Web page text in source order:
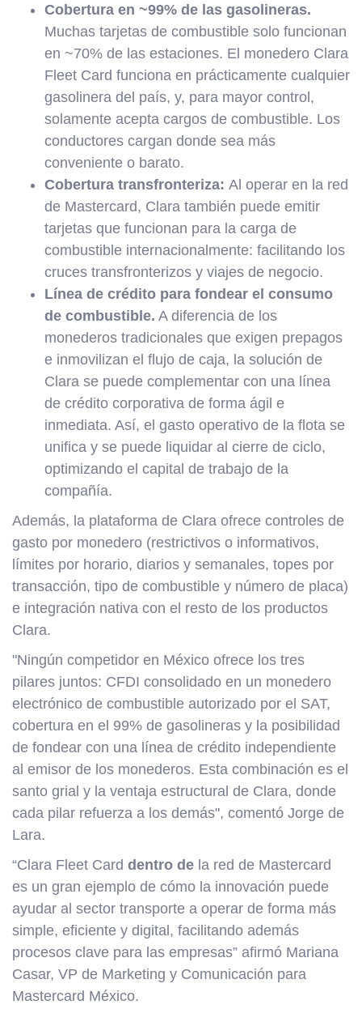
Cobertura en ~99% de las gasolineras.
Muchas tarjetas de combustible solo funcionan
en ~70% de las estaciones. El monedero Clara
Fleet Card funciona en prácticamente cualquier
gasolinera del país, y, para mayor control,
solamente acepta cargos de combustible. Los
conductores cargan donde sea más
conveniente o barato.
Cobertura transfronteriza: Al operar en la red
de Mastercard, Clara también puede emitir
tarjetas que funcionan para la carga de
combustible internacionalmente: facilitando los
cruces transfronterizos y viajes de negocio.
Línea de crédito para fondear el consumo
de combustible. A diferencia de los
monederos tradicionales que exigen prepagos
e inmovilizan el flujo de caja, la solución de
Clara se puede complementar con una línea
de crédito corporativa de forma ágil e
inmediata. Así, el gasto operativo de la flota se
unifica y se puede liquidar al cierre de ciclo,
optimizando el capital de trabajo de la
compañía.
Además, la plataforma de Clara ofrece controles de
gasto por monedero (restrictivos o informativos,
límites por horario, diarios y semanales, topes por
transacción, tipo de combustible y número de placa)
e integración nativa con el resto de los productos
Clara.
"Ningún competidor en México ofrece los tres
pilares juntos: CFDI consolidado en un monedero
electrónico de combustible autorizado por el SAT,
cobertura en el 99% de gasolineras y la posibilidad
de fondear con una línea de crédito independiente
al emisor de los monederos. Esta combinación es el
santo grial y la ventaja estructural de Clara, donde
cada pilar refuerza a los demás", comentó Jorge de
Lara.
“Clara Fleet Card dentro de la red de Mastercard
es un gran ejemplo de cómo la innovación puede
ayudar al sector transporte a operar de forma más
simple, eficiente y digital, facilitando además
procesos clave para las empresas” afirmó Mariana
Casar, VP de Marketing y Comunicación para
Mastercard México.